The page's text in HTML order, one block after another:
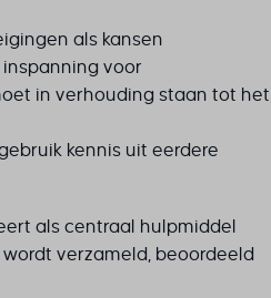
als kansen
voor
in verhouding staan tot het
kennis uit eerdere
als centraal hulpmiddel
verzameld, beoordeeld